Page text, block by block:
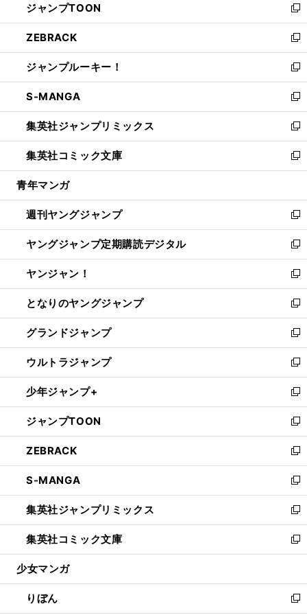
く
で
開
く
ド
ウ
で
開
く
ィ
ン
ド
ウ
で
開
く
い
ウ
ィ
ン
ド
ウ
で
開
く
ジャンプTOON
新
し
い
ウ
ィ
ン
ド
ウ
で
開
く
ZEBRACK
新
し
い
ウ
ィ
ン
ド
ウ
で
開
ジャンプルーキー！
新
し
い
ウ
ィ
ン
ド
ウ
開
く
S-MANGA
新
し
い
ウ
ィ
ン
ウ
で
開
く
集英社ジャンプリミックス
新
し
い
ウ
ン
ド
ウ
で
開
く
集英社コミック文庫
新
し
ウ
ィ
ン
ド
ウ
で
開
く
青年マンガ
週刊ヤングジャンプ
新
し
い
ウ
ィ
ン
ド
ウ
で
開
く
ヤングジャンプ定期購読デジタル
新
し
い
ウ
ィ
ン
ド
ウ
で
開
く
ヤンジャン！
新
し
い
ウ
ィ
ン
ド
ウ
で
開
く
となりのヤングジャンプ
新
し
い
ウ
ィ
ン
ド
ウ
で
開
く
グランドジャンプ
新
し
い
ウ
ィ
ン
ド
ウ
で
開
く
ウルトラジャンプ
新
し
い
ウ
ィ
ン
ド
ウ
で
開
く
少年ジャンプ+
新
し
い
ウ
ィ
ン
ド
ウ
で
開
く
ジャンプTOON
新
し
い
ウ
ィ
ン
ド
ウ
で
開
ZEBRACK
新
し
い
ウ
ィ
ン
ド
ウ
開
く
S-MANGA
新
し
い
ウ
ィ
ン
ウ
で
集英社ジャンプリミックス
新
し
い
ウ
ン
ド
集英社コミック文庫
新
し
ウ
ィ
少女マンガ
りぼん
新